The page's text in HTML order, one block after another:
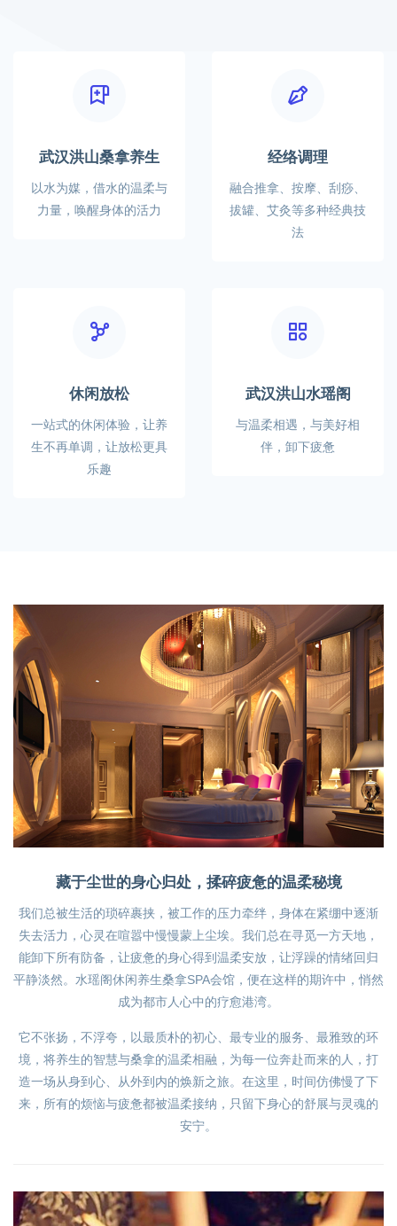
武汉洪山桑拿养生
以水为媒，借水的温柔与
力量，唤醒身体的活力
经络调理
融合推拿、按摩、刮痧、
拔罐、艾灸等多种经典技
法
休闲放松
一站式的休闲体验，让养
生不再单调，让放松更具
乐趣
武汉洪山水瑶阁
与温柔相遇，与美好相
伴，卸下疲惫
藏于尘世的身心归处，揉碎疲惫的温柔秘境
我们总被生活的琐碎裹挟，被工作的压力牵绊，身体在紧绷中逐渐
失去活力，心灵在喧嚣中慢慢蒙上尘埃。我们总在寻觅一方天地，
能卸下所有防备，让疲惫的身心得到温柔安放，让浮躁的情绪回归
平静淡然。水瑶阁休闲养生桑拿SPA会馆，便在这样的期许中，悄然
成为都市人心中的疗愈港湾。
它不张扬，不浮夸，以最质朴的初心、最专业的服务、最雅致的环
境，将养生的智慧与桑拿的温柔相融，为每一位奔赴而来的人，打
造一场从身到心、从外到内的焕新之旅。在这里，时间仿佛慢了下
来，所有的烦恼与疲惫都被温柔接纳，只留下身心的舒展与灵魂的
安宁。